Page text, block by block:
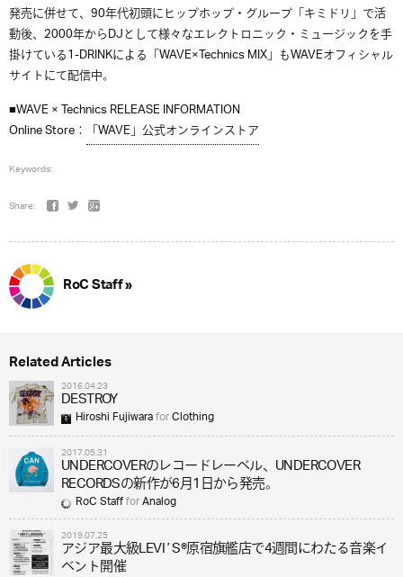
発売に併せて、90年代初頭にヒップホップ・グループ「キミドリ」で活
動後、2000年からDJとして様々なエレクトロニック・ミュージックを手
掛けている1-DRINKによる「WAVE×Technics MIX」もWAVEオフィシャル
サイトにて配信中。
■WAVE × Technics RELEASE INFORMATION
Online Store： 「WAVE」公式オンラインストア
Keywords:
Share:
RoC Staff »
Related Articles
2016.04.23
DESTROY
Hiroshi FujiwaraforClothing
2017.05.31
UNDERCOVERのレコードレーベル、UNDERCOVER
RECORDSの新作が6月1日から発売。
RoC StaffforAnalog
2019.07.25
アジア最大級LEVIʼS®原宿旗艦店で4週間にわたる音楽イ
ベント開催